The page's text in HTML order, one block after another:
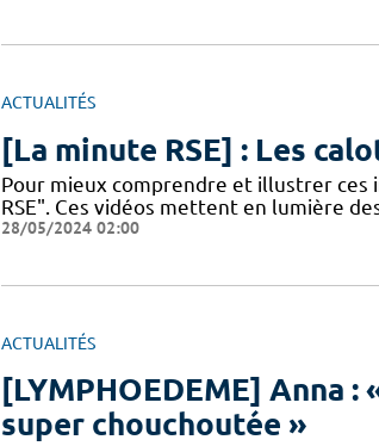
ACTUALITÉS
[La minute RSE] : Les
Pour mieux comprendre et illustrer
RSE". Ces vidéos mettent en lumière
28/05/2024 02:00
ACTUALITÉS
[LYMPHOEDEME] Anna
super chouchoutée »